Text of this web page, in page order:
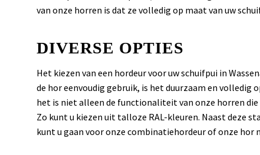
van onze horren is dat ze volledig op maat van uw
DIVERSE OPTIES
Het kiezen van een hordeur voor uw schuifpui in
de hor eenvoudig gebruik, is het duurzaam en
het is niet alleen de functionaliteit van onze horren
Zo kunt u kiezen uit talloze RAL-kleuren. Naast deze
kunt u gaan voor onze combinatiehordeur of onze